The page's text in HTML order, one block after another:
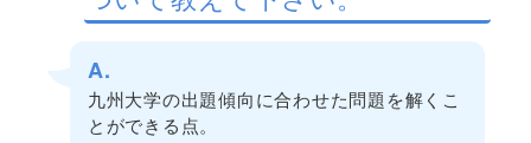
A.
九州大学の出題傾向に合わせた問題を解くこ
とができる点。